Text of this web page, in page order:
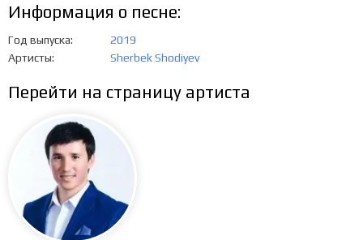
Информация о песне:
Год выпуска
2019
Артисты
Sherbek Shodiyev
Перейти на страницу артиста